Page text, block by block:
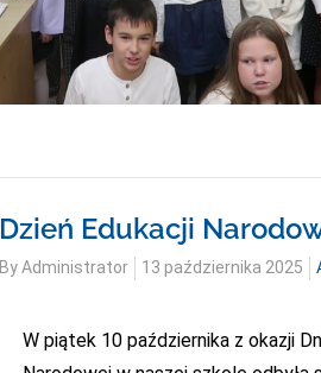
Dzień Edukacji
ByAdministrator
Posted
13 października 2025
W piątek 10 października z okazji